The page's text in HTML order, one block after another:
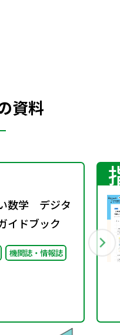
資料
数学 デジタ
イドブック
機関誌・情報誌